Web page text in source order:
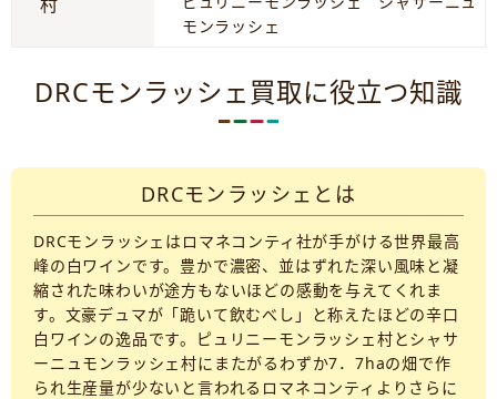
モンラッシェ
DRCモンラッシェ買取に役立つ知識
DRCモンラッシェとは
DRCモンラッシェはロマネコンティ社が手がける世界最高
峰の白ワインです。豊かで濃密、並はずれた深い風味と凝
縮された味わいが途方もないほどの感動を与えてくれま
す。文豪デュマが「跪いて飲むべし」と称えたほどの辛口
白ワインの逸品です。ピュリニーモンラッシェ村とシャサ
ーニュモンラッシェ村にまたがるわずか7．7haの畑で作
られ生産量が少ないと言われるロマネコンティよりさらに